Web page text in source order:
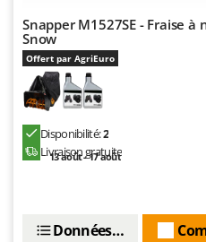
Snapper M1527SE - Fraise
Snow
Offert par AgriEuro
Disponibilité:2
Livraison gratuite
13 août - 17 août
Données techniques